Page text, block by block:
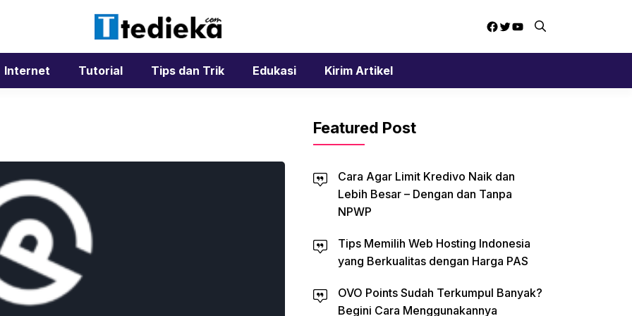
Facebook
Twitter
YouTube
Internet Tutorial Tips dan Trik Edukasi Kirim Artikel
Featured Post
Cara Agar Limit Kredivo Naik dan
Lebih Besar – Dengan dan Tanpa
NPWP
Tips Memilih Web Hosting Indonesia
yang Berkualitas dengan Harga PAS
OVO Points Sudah Terkumpul Banyak?
Begini Cara Menggunakannya